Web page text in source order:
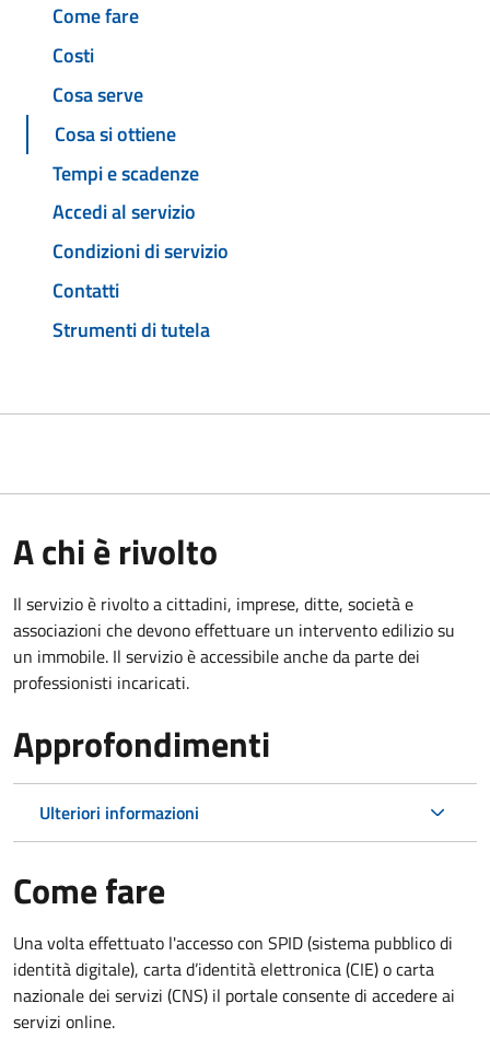
Come fare
Costi
Cosa serve
Cosa si ottiene
Tempi e scadenze
Accedi al servizio
Condizioni di servizio
Contatti
Strumenti di tutela
A chi è rivolto
Il servizio è rivolto a cittadini, imprese, ditte, società e
associazioni che devono effettuare un intervento edilizio su
un immobile. Il servizio è accessibile anche da parte dei
professionisti incaricati.
Approfondimenti
Ulteriori informazioni
Come fare
Una volta effettuato l'accesso con SPID (sistema pubblico di
identità digitale), carta d’identità elettronica (CIE) o carta
nazionale dei servizi (CNS) il portale consente di accedere ai
servizi online.